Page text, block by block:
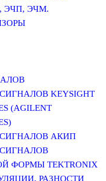
ЭЧП, ЭЧМ.
KEYSIGHT
(AGILENT
АКИП
ФОРМЫ TEKTRONIX
РАЗНОСТИ